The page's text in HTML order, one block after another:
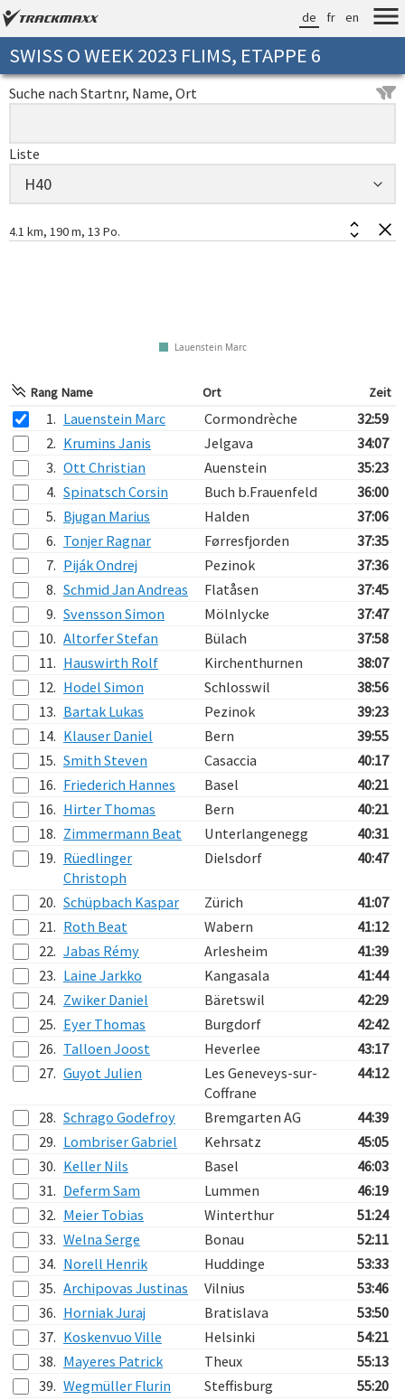
de fr en
SWISS O WEEK 2023 FLIMS, ETAPPE 6
Suche nach Startnr, Name, Ort
Liste
4.1 km, 190 m, 13 Po.
Lauenstein Marc
Rang Name Ort Zeit
1. Lauenstein Marc Cormondrèche
32:59
2. Krumins Janis Jelgava
34:07
3. Ott Christian Auenstein
35:23
4. Spinatsch Corsin Buch b.Frauenfeld
36:00
5. Bjugan Marius Halden
37:06
6. Tonjer Ragnar Førresfjorden
37:35
7. Piják Ondrej Pezinok
37:36
8. Schmid Jan Andreas Flatåsen
37:45
9. Svensson Simon Mölnlycke
37:47
10. Altorfer Stefan Bülach
37:58
11. Hauswirth Rolf Kirchenthurnen
38:07
12. Hodel Simon Schlosswil
38:56
13. Bartak Lukas Pezinok
39:23
14. Klauser Daniel Bern
39:55
15. Smith Steven Casaccia
40:17
16. Friederich Hannes Basel
40:21
16. Hirter Thomas Bern
40:21
18. Zimmermann Beat Unterlangenegg
40:31
19. Rüedlinger
Christoph
Dielsdorf 40:47
20. Schüpbach Kaspar Zürich
41:07
21. Roth Beat Wabern
41:12
22. Jabas Rémy Arlesheim
41:39
23. Laine Jarkko Kangasala
41:44
24. Zwiker Daniel Bäretswil
42:29
25. Eyer Thomas Burgdorf
42:42
26. Talloen Joost Heverlee
43:17
27. Guyot Julien
Les Geneveys-sur-
Coffrane
44:12
28. Schrago Godefroy Bremgarten AG
44:39
29. Lombriser Gabriel Kehrsatz
45:05
30. Keller Nils Basel
46:03
31. Deferm Sam Lummen
46:19
32. Meier Tobias Winterthur
51:24
33. Welna Serge Bonau
52:11
34. Norell Henrik Huddinge
53:33
35. Archipovas Justinas Vilnius
53:46
36. Horniak Juraj Bratislava
53:50
37. Koskenvuo Ville Helsinki
54:21
38. Mayeres Patrick Theux
55:13
39. Wegmüller Flurin Steffisburg
55:20